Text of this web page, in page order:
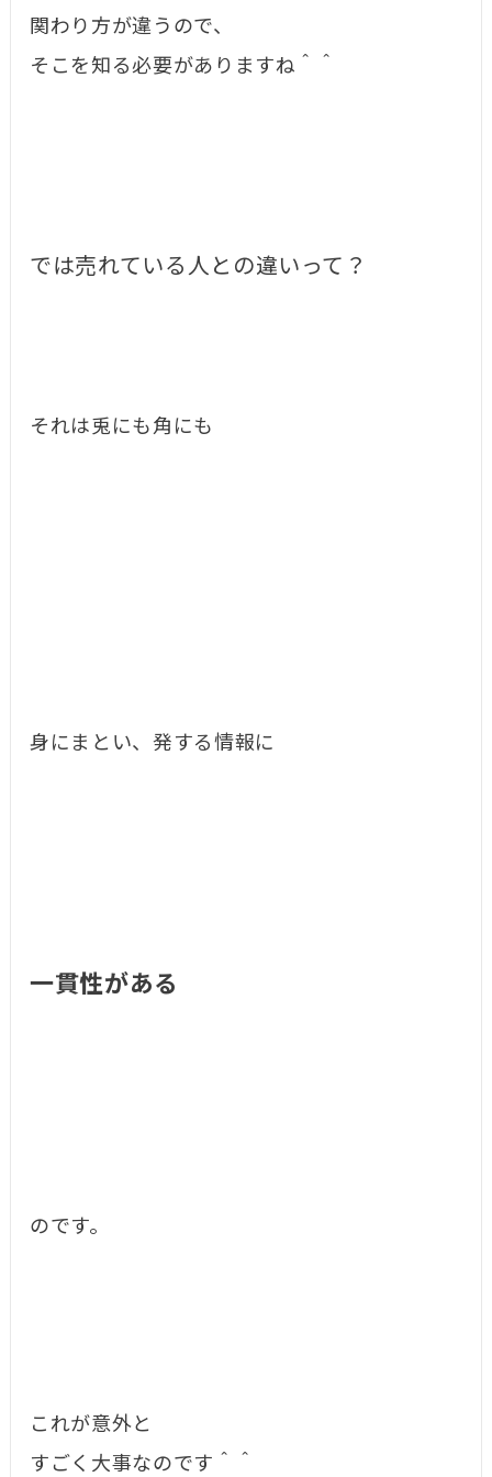
関わり方が違うので、
そこを知る必要がありますね＾＾
では売れている人との違いって？
それは兎にも角にも
身にまとい、発する情報に
一貫性がある
のです。
これが意外と
すごく大事なのです＾＾